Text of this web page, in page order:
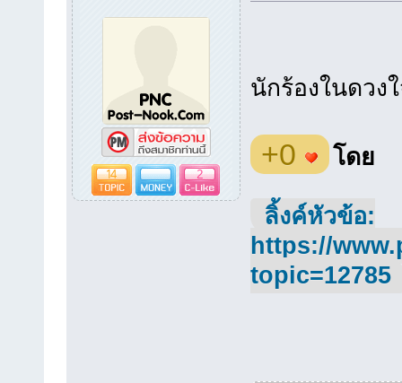
14 2
นักร้องในดวง
+0 โดย
ลิ้งค์หัวข้อ:
https://
topic=12785